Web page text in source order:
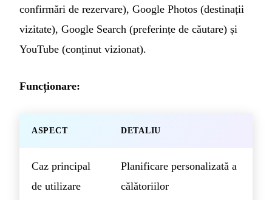
confirmări de rezervare), Google Photos (destinații
vizitate), Google Search (preferințe de căutare) și
YouTube (conținut vizionat).
Funcționare:
ASPECT DETALIU
Caz principal
de utilizare
Planificare personalizată a
călătoriilor